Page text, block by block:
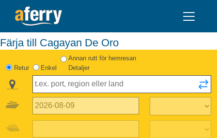
Färja till Cagayan De Oro
Retur Enkel
Annan rutt för hemresan
Detaljer